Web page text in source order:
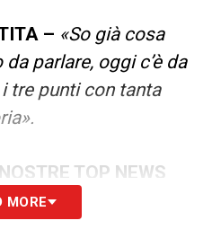
– «So già cosa
parlare, oggi c’è da
i tre punti con tanta
TOP NEWS
MORE